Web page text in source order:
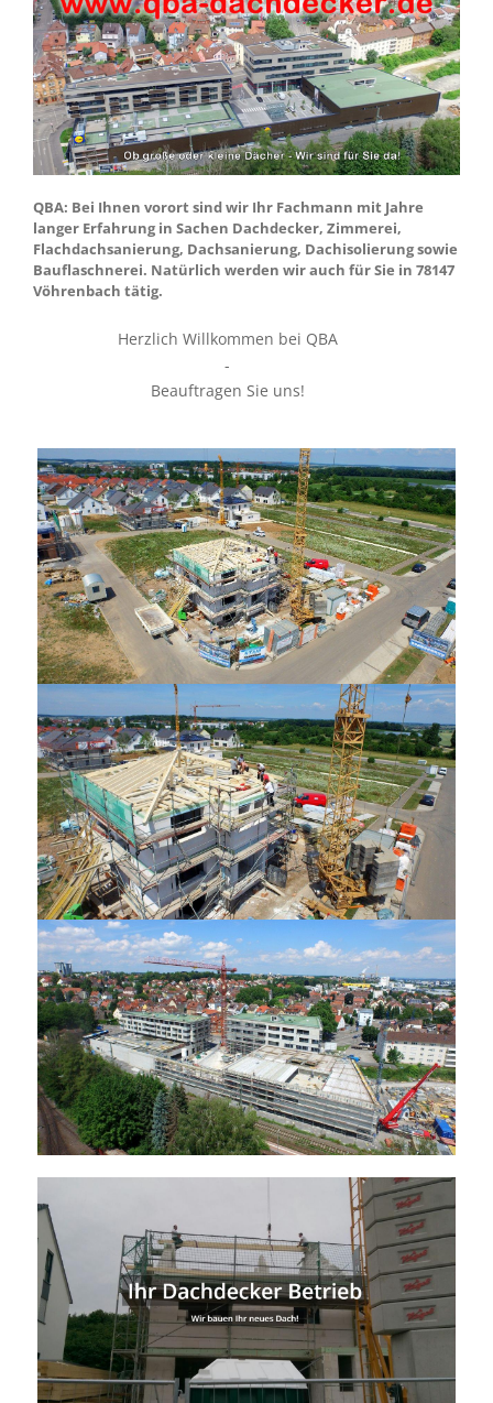
QBA: Bei Ihnen vorort sind wir Ihr Fachmann mit Jahre
langer Erfahrung in Sachen Dachdecker, Zimmerei,
Flachdachsanierung, Dachsanierung, Dachisolierung sowie
Bauflaschnerei. Natürlich werden wir auch für Sie in 78147
Vöhrenbach tätig.
Herzlich Willkommen bei QBA
-
Beauftragen Sie uns!